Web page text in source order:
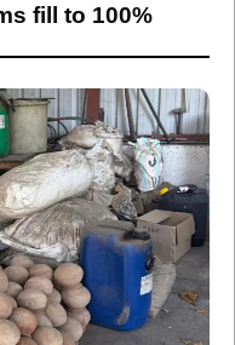
fill to 100%